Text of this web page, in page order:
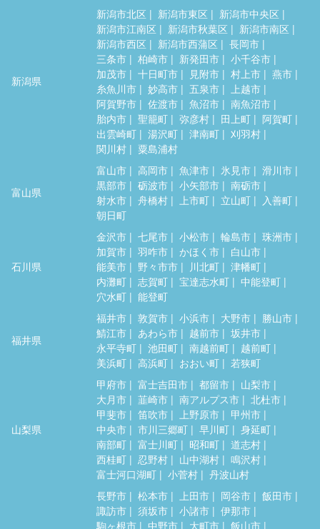
新潟県
新潟市北区 新潟市東区
新潟市中央区
新潟市江南区
新潟市秋葉区
新潟市南区
新潟市西区
新潟市西蒲区
長岡市
三条市
柏崎市 新発田市
小千谷市
加茂市
十日町市 見附市 村上市
燕市
糸魚川市
妙高市 五泉市
上越市
阿賀野市
佐渡市 魚沼市
南魚沼市
胎内市
聖籠町 弥彦村 田上町
阿賀町
出雲崎町
湯沢町 津南町
刈羽村
関川村
粟島浦村
富山県
富山市 高岡市 魚津市 氷見市
滑川市
黒部市
砺波市 小矢部市
南砺市
射水市
舟橋村 上市町 立山町
入善町
朝日町
石川県
金沢市 七尾市 小松市 輪島市
珠洲市
加賀市
羽咋市 かほく市
白山市
能美市
野々市市 川北町
津幡町
内灘町
志賀町 宝達志水町
中能登町
穴水町
能登町
福井県
福井市 敦賀市 小浜市 大野市
勝山市
鯖江市
あわら市 越前市
坂井市
永平寺町
池田町 南越前町
越前町
美浜町
高浜町 おおい町 若狭町
山梨県
甲府市 富士吉田市 都留市
山梨市
大月市
韮崎市 南アルプス市
北杜市
甲斐市
笛吹市 上野原市
甲州市
中央市
市川三郷町 早川町
身延町
南部町
富士川町 昭和町
道志村
西桂町
忍野村 山中湖村
鳴沢村
富士河口湖町
小菅村 丹波山村
長野市 松本市 上田市 岡谷市
飯田市
諏訪市
須坂市 小諸市
伊那市
駒ヶ根市
中野市 大町市
飯山市